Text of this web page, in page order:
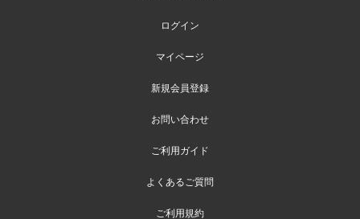
ログイン
マイページ
新規会員登録
お問い合わせ
ご利用ガイド
よくあるご質問
ご利用規約